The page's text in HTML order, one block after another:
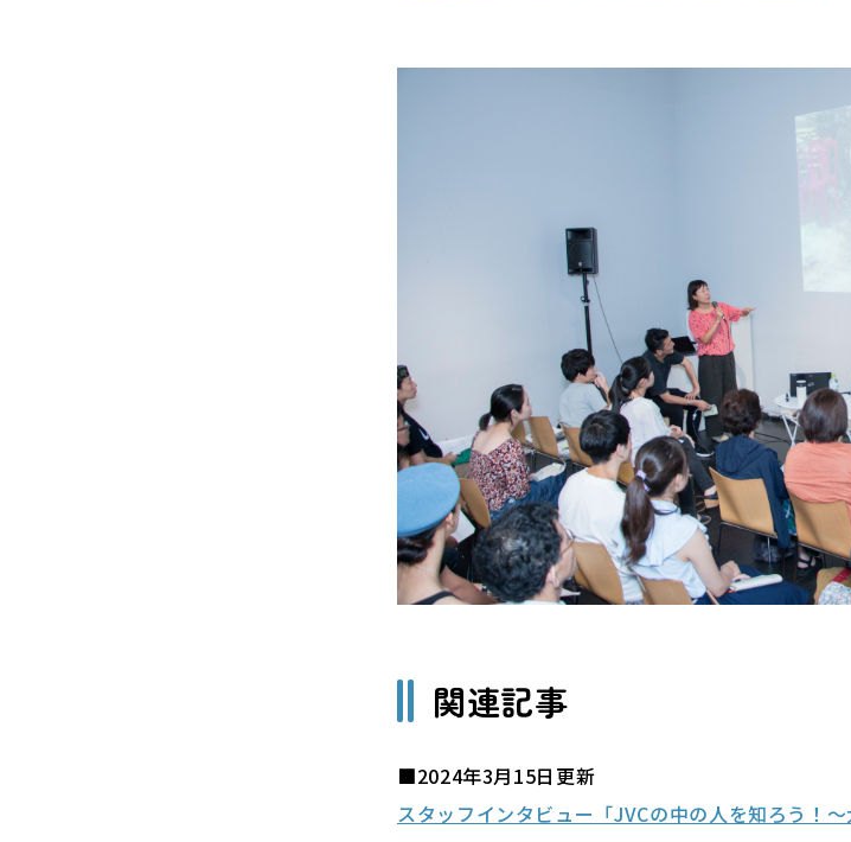
関連記事
■2024年3月15日更新
スタッフインタビュー「JVCの中の人を知ろう！～